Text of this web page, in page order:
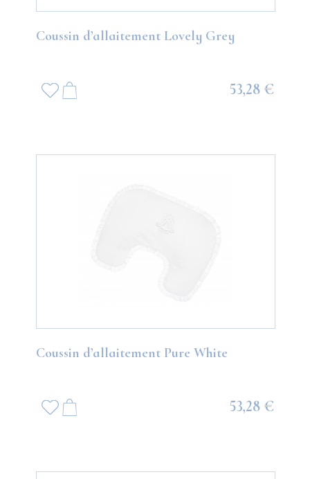
Coussin d’allaitement Lovely Grey
53,28 €
Coussin d’allaitement Pure White
53,28 €